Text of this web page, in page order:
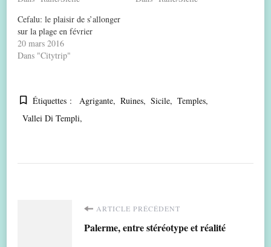
Cefalu: le plaisir de s’allonger
sur la plage en février
20 mars 2016
Dans "Citytrip"
Étiquettes : Agrigante Ruines Sicile
Temples
Vallei Di Templi
NavigationARTICLE PRÉCÉDENT
Palerme, entre stéréotype et réalité